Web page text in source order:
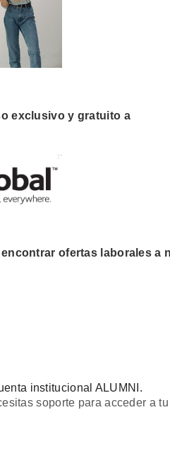
exclusivo y gratuito a
ofertas laborales a
institucional ALUMNI.
soporte para acceder a